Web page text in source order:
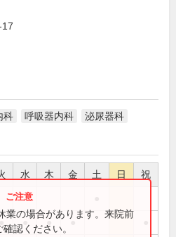
科 呼吸器内科 泌尿器科
水 木 金 土 日 祝
● ● ●
業の場合があります。来院前
認ください。